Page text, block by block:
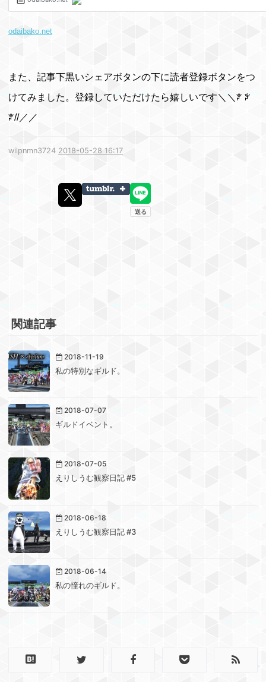
odaibako.net
また、記事下黒いシェアボタンの下に読者登録ボタンをつ
けてみました。登録していただけたら嬉しいです＼＼ꐕ ꐕ
ꐕ//／／
wilpnmn3724 2018-05-28 16:17
関連記事
2018-11-19
私の特別なギルド。
2018-07-07
ギルドイベント。
2018-07-05
えりしうむ観察日記 #5
2018-06-18
えりしうむ観察日記 #3
2018-06-14
私の憧れのギルド。